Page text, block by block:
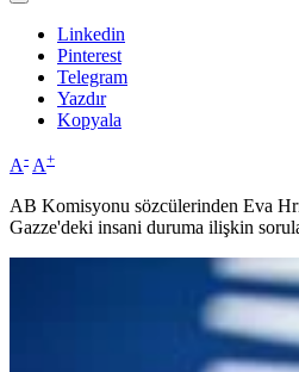
Linkedin
Pinterest
Telegram
Yazdır
Kopyala
A- A+
AB Komisyonu sözcülerinden Eva
Gazze'deki insani duruma ilişkin